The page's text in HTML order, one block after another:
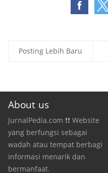
Posting Lebih Baru
About us
JurnalPedia.com ❗❗ Website
yang berfungsi sebagai
wadah atau tempat berbagi
informasi menarik dan
bermanfaat.